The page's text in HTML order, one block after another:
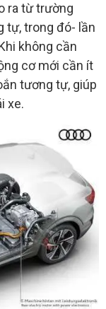
ra từ trường
tự, trong đó- lần
không cần
cơ mới cần ít
tương tự, giúp
xe.